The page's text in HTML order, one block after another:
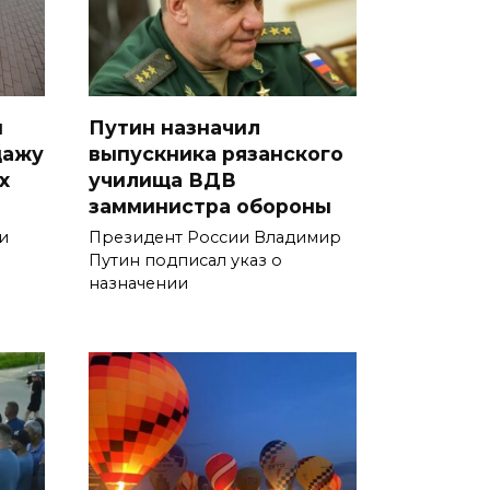
Путин назначил
выпускника рязанского
училища ВДВ
замминистра обороны
Президент России Владимир
Путин подписал указ о
назначении